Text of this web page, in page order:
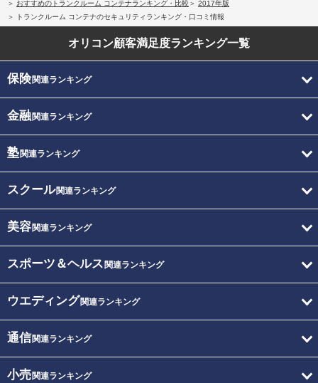
おすすめのトランクルーム コンテナランキング・比較
2017年版
トランクルーム コンテナのセキュリティランキング・口コミ情報
オリコン顧客満足度ランキング一覧
保険関連ランキング
金融関連ランキング
塾関連ランキング
スクール関連ランキング
美容関連ランキング
スポーツ＆ヘルス 関連ランキング
ウエディング関連ランキング
通信関連ランキング
小売関連ランキング